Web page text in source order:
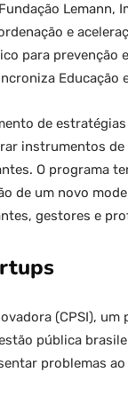
Lemann,
e
para prevenção
Educação
de
instrumentos
O programa
de um novo
gestores e
(CPSI),
pública
problemas